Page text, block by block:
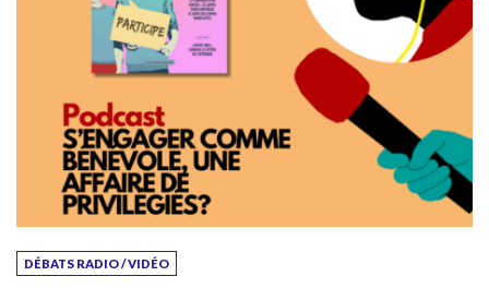
DÉBATS RADIO / VIDÉO